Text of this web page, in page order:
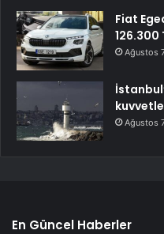
Fiat
126.300
Ağustos
Ağustos
En Güncel Haberler